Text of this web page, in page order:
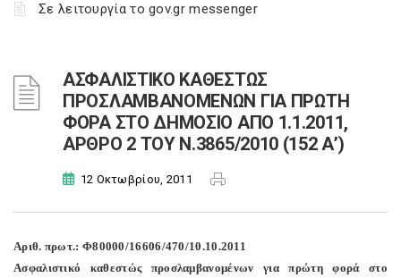
Σε λειτουργία το gov.gr messenger
ΑΣΦΑΛΙΣΤΙΚΟ ΚΑΘΕΣΤΩΣ
ΠΡΟΣΛΑΜΒΑΝΟΜΕΝΩΝ ΓΙΑ ΠΡΩΤΗ
ΦΟΡΑ ΣΤΟ ΔΗΜΟΣΙΟ ΑΠΟ 1.1.2011,
ΑΡΘΡΟ 2 ΤΟΥ Ν.3865/2010 (152 Α’)
12 Οκτωβρίου, 2011
Αριθ. πρωτ.: Φ80000/16606/470/10.10.2011
Ασφαλιστικό καθεστώς προσλαμβανομένων για πρώτη φορά στο